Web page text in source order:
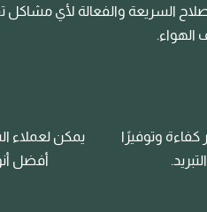
السريعة والفعالة لأي مشاكل
الهواء.
وتوفيرًا
يمكن لعملاء
أفضل